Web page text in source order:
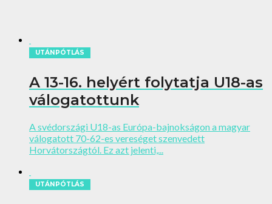
UTÁNPÓTLÁS
A 13-16. helyért folytatja U18-as
válogatottunk
A svédországi U18-as Európa-bajnokságon a magyar
válogatott 70-62-es vereséget szenvedett
Horvátországtól. Ez azt jelenti,...
UTÁNPÓTLÁS